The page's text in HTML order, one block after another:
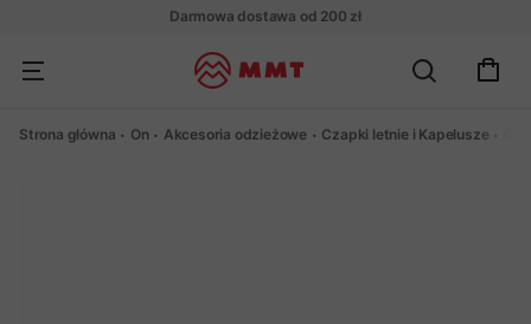
Darmowa dostawa od 200 zł
Strona główna On Akcesoria odzieżowe Czapki letnie i Kapelusze